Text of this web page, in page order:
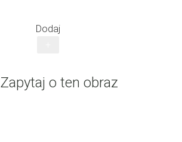
Dodaj
Zapytaj o ten obraz